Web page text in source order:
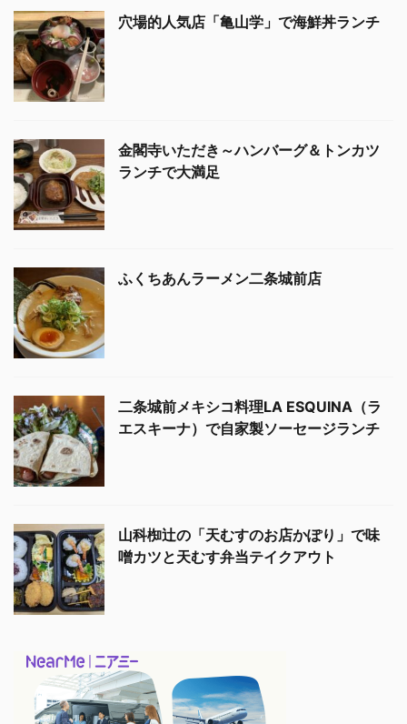
穴場的人気店「亀山学」で海鮮丼ランチ
金閣寺いただき～ハンバーグ＆トンカツ
ランチで大満足
ふくちあんラーメン二条城前店
二条城前メキシコ料理LA ESQUINA（ラ
エスキーナ）で自家製ソーセージランチ
山科椥辻の「天むすのお店かぽり」で味
噌カツと天むす弁当テイクアウト